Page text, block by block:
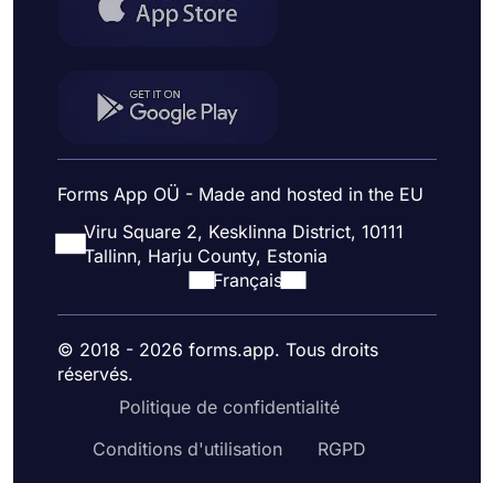
Forms App OÜ - Made and hosted in the EU
Viru Square 2, Kesklinna District, 10111
Tallinn, Harju County, Estonia
Français
© 2018 - 2026 forms.app. Tous droits
réservés.
Politique de confidentialité
Conditions d'utilisation
RGPD